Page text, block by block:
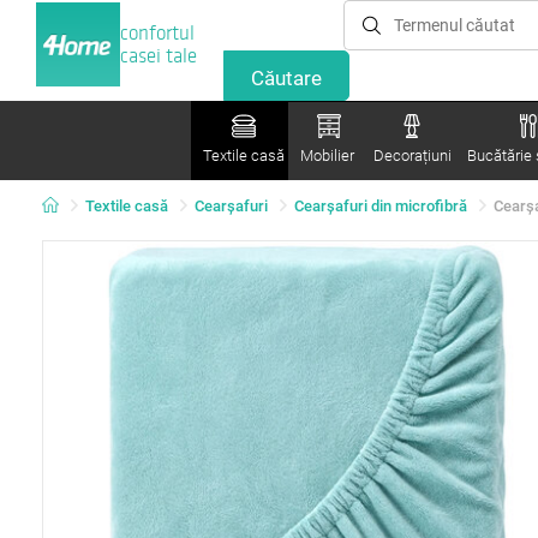
confortul
casei tale
Textile casă Mobilier Decorațiuni Bucătărie
Textile casă Cearșafuri Cearșafuri din microfibră